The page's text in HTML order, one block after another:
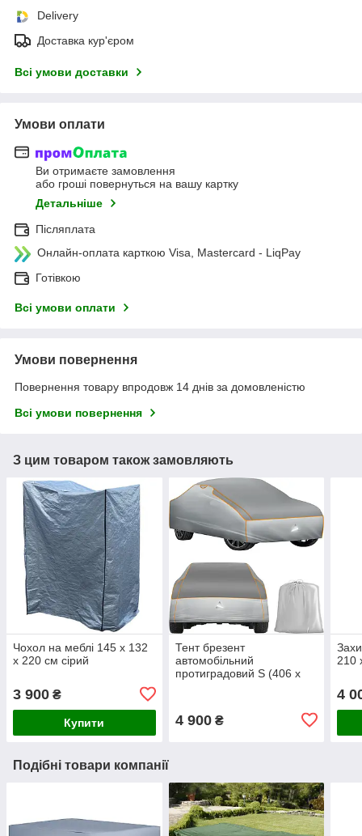
Delivery
Доставка кур'єром
Всі умови доставки
Умови оплати
Ви отримаєте замовлення
або гроші повернуться на вашу картку
Детальніше
Післяплата
Онлайн-оплата карткою Visa, Mastercard - LiqPay
Готівкою
Всі умови оплати
Умови повернення
Повернення товару впродовж 14 днів за домовленістю
Всі умови повернення
З цим товаром також замовляють
Чохол на меблі 145 х 132
х 220 см сірий
3 900 ₴
Купити
Тент брезент
автомобільний
протиградовий S (406 x
4 900₴
210
4
Подібні товари компанії